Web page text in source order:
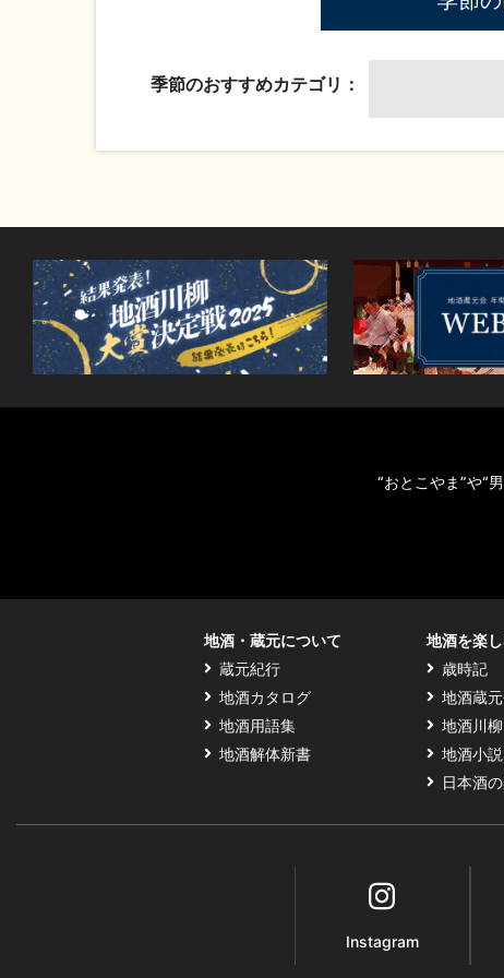
季節のおすすめカテゴリ：
“おとこやま”や“
地酒・蔵元について
蔵元紀行
地酒カタログ
地酒用語集
地酒解体新書
地酒を楽
歳時記
地酒蔵
地酒川
地酒小説
日本酒
Instagram